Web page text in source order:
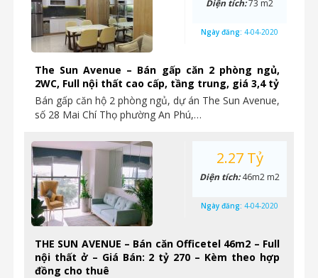
The Sun Avenue – Bán gấp căn 2 phòng ngủ,
2WC, Full nội thất cao cấp, tầng trung, giá 3,4 tỷ
Bán gấp căn hộ 2 phòng ngủ, dự án The Sun Avenue,
số 28 Mai Chí Thọ phường An Phú,…
Diện tích:73 m2
Ngày đăng: 4-04-2020
THE SUN AVENUE – Bán căn Officetel 46m2 – Full
nội thất ở – Giá Bán: 2 tỷ 270 – Kèm theo hợp
đồng cho thuê
2.27 Tỷ
Diện tích:46m2 m2
Ngày đăng: 4-04-2020